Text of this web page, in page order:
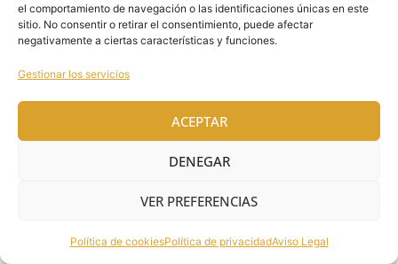
el comportamiento de navegación o las identificaciones únicas en este
sitio. No consentir o retirar el consentimiento, puede afectar
negativamente a ciertas características y funciones.
Gestionar los servicios
ACEPTAR
DENEGAR
VER PREFERENCIAS
Política de cookiesPolítica de privacidadAviso Legal
Política de cookies (UE)
Internacional · C/ Protasio Gómez, 15. 28027
MADRID
Tlfs. +34 609 930 390 | +34 91 742 5113 ·
ventasinternacional@sobicain.org